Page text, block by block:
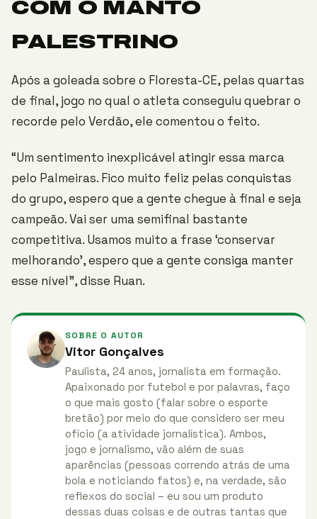
COM O MANTO
PALESTRINO
Após a goleada sobre o Floresta-CE, pelas quartas
de final, jogo no qual o atleta conseguiu quebrar o
recorde pelo Verdão, ele comentou o feito.
“Um sentimento inexplicável atingir essa marca
pelo Palmeiras. Fico muito feliz pelas conquistas
do grupo, espero que a gente chegue à final e seja
campeão. Vai ser uma semifinal bastante
competitiva. Usamos muito a frase ‘conservar
melhorando’, espero que a gente consiga manter
esse nível”, disse Ruan.
SOBRE O AUTOR
Vitor Gonçalves
Paulista, 24 anos, jornalista em formação.
Apaixonado por futebol e por palavras, faço
o que mais gosto (falar sobre o esporte
bretão) por meio do que considero ser meu
ofício (a atividade jornalística). Ambos,
jogo e jornalismo, vão além de suas
aparências (pessoas correndo atrás de uma
bola e noticiando fatos) e, na verdade, são
reflexos do social – eu sou um produto
dessas duas coisas e de outras tantas que